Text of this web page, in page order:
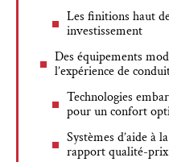
Les finitions haut
investissement
Des équipements
l’expérience de
Technologies
pour un confort
Systèmes d’aide à
rapport qualité-